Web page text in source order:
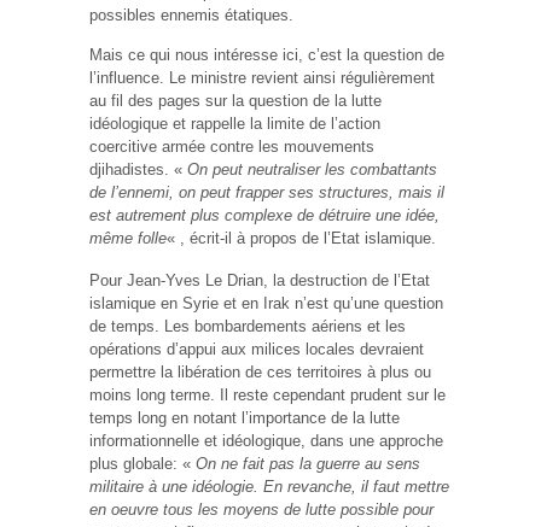
possibles ennemis étatiques.
Mais ce qui nous intéresse ici, c’est la question de
l’influence. Le ministre revient ainsi régulièrement
au fil des pages sur la question de la lutte
idéologique et rappelle la limite de l’action
coercitive armée contre les mouvements
djihadistes. « On peut neutraliser les combattants
de l’ennemi, on peut frapper ses structures, mais il
est autrement plus complexe de détruire une idée,
même folle« , écrit-il à propos de l’Etat islamique.
Pour Jean-Yves Le Drian, la destruction de l’Etat
islamique en Syrie et en Irak n’est qu’une question
de temps. Les bombardements aériens et les
opérations d’appui aux milices locales devraient
permettre la libération de ces territoires à plus ou
moins long terme. Il reste cependant prudent sur le
temps long en notant l’importance de la lutte
informationnelle et idéologique, dans une approche
plus globale: « On ne fait pas la guerre au sens
militaire à une idéologie. En revanche, il faut mettre
en oeuvre tous les moyens de lutte possible pour